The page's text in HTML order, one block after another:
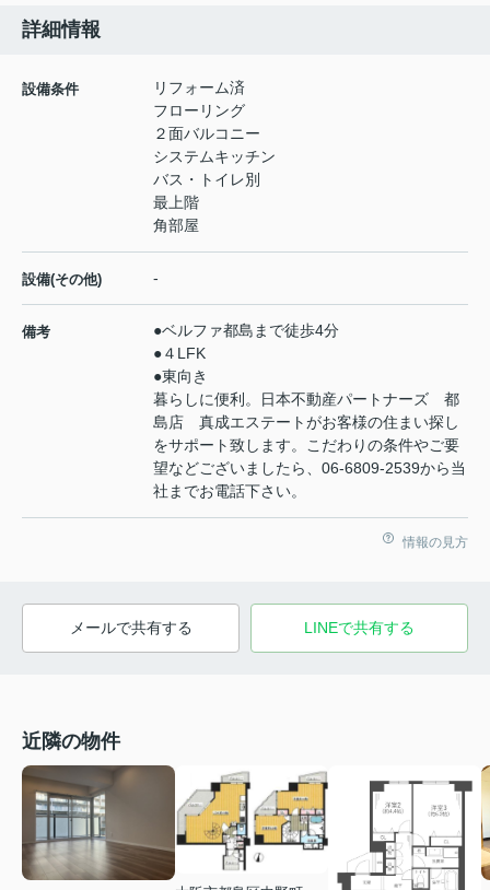
詳細情報
設備条件
リフォーム済
フローリング
２面バルコニー
システムキッチン
バス・トイレ別
最上階
角部屋
設備(その他) -
備考
●ベルファ都島まで徒歩4分
●４LFK
●東向き
暮らしに便利。日本不動産パートナーズ 都
島店 真成エステートがお客様の住まい探し
をサポート致します。こだわりの条件やご要
望などございましたら、06-6809-2539から当
社までお電話下さい。
情報の見方
メールで共有する LINEで共有する
近隣の物件